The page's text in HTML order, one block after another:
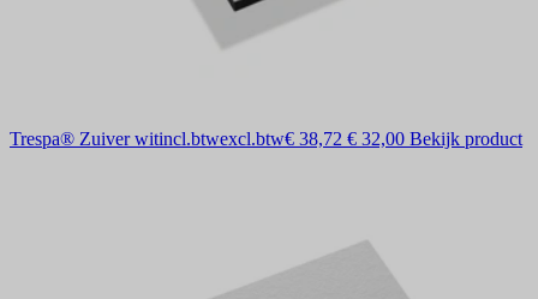
Trespa® Zuiver witincl.btwexcl.btw€ 38,72 € 32,00 Bekijk product